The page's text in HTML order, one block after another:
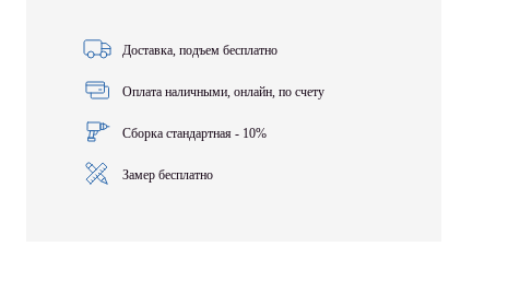
Доставка, подъем бесплатно
Оплата наличными, онлайн, по счету
Сборка стандартная - 10%
Замер бесплатно